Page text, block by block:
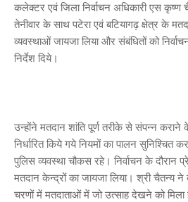
कलेक्टर एवं जिला निर्वाचन अधिकारी एस
तेनीवार के साथ पटेरा एवं बटियागढ़ क्षेत्र के
व्यवस्थाओं जायजा लिया और संबंधितों को
निर्देश दिये।
उन्होंने मतदान शांति पूर्ण तरीके से संपन्न कराने के
निर्धारित किये गये नियमों का पालन सुनिश्चित
पुलिस व्यवस्था चौकस रहे। निर्वाचन के दौरान
मतदान केन्द्रों का जायजा लिया। श्री चैतन्य ने
चरणों में मतदाताओं में जो उत्साह देखने को मिला